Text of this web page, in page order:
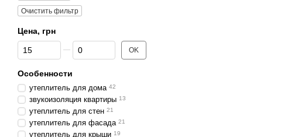
Очистить фильтр
Цена, грн
От Цена, грн
До Цена, грн OK
Особенности
утеплитель для дома 42
звукоизоляция квартиры 13
утеплитель для стен 21
утеплитель для фасада 21
утеплитель для крыши 19